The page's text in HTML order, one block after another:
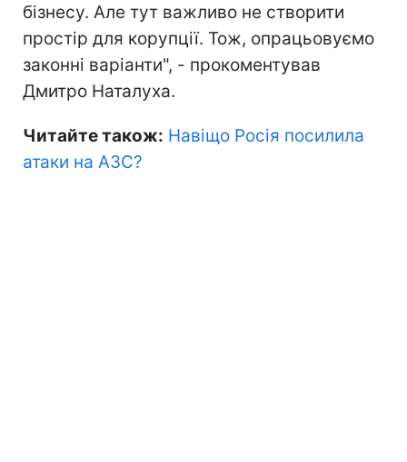
бізнесу. Але тут важливо не створити
простір для корупції. Тож, опрацьовуємо
законні варіанти", - прокоментував
Дмитро Наталуха.
Читайте також: Навіщо Росія посилила
атаки на АЗС?